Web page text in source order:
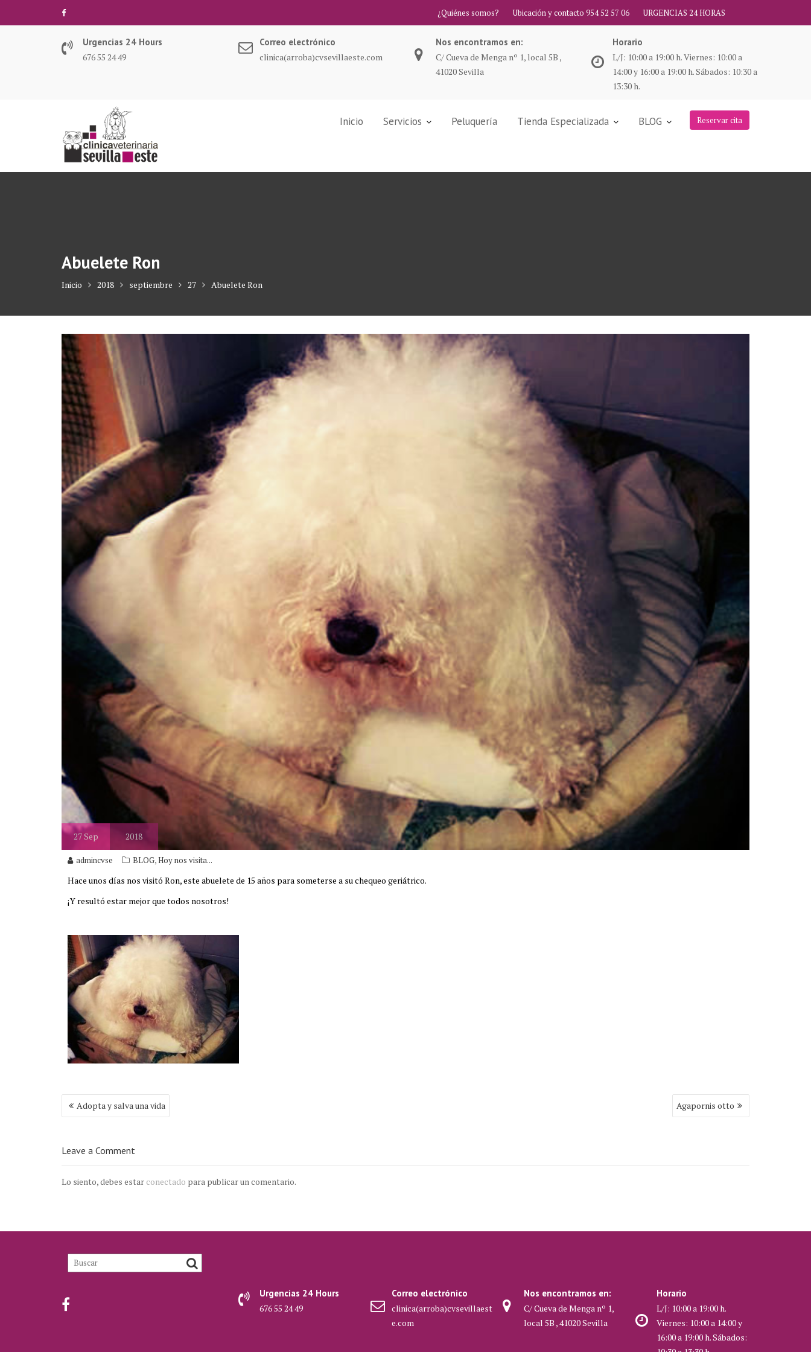
¿Quiénes somos? Ubicación y contacto 954 52 57 06 URGENCIAS 24 HORAS
Urgencias 24 Hours
676 55 24 49
Correo electrónico
clinica(arroba)cvsevillaeste.com
Nos encontramos en:
C/ Cueva de Menga nº 1, local 5B ,
41020 Sevilla
Horario
L/J: 10:00 a 19:00 h. Viernes: 10:00 a
14:00 y 16:00 a 19:00 h. Sábados: 10:30 a
13:30 h.
Reservar cita
Inicio Servicios Peluquería Tienda Especializada BLOG
Abuelete Ron
Inicio 2018 septiembre 27 Abuelete Ron
27Sep 2018
admincvse BLOG,Hoy nos visita...
Hace unos días nos visitó Ron, este abuelete de 15 años para someterse a su chequeo geriátrico.
¡Y resultó estar mejor que todos nosotros!
Navegación
de
Adopta y salva una vida Agapornis otto
Leave a Comment
Lo siento, debes estar conectado para publicar un comentario.
Urgencias 24 Hours
676 55 24 49
Correo electrónico
clinica(arroba)cvsevillaest
e.com
Nos encontramos en:
C/ Cueva de Menga nº 1,
local 5B , 41020 Sevilla
Horario
L/J: 10:00 a 19:00 h.
Viernes: 10:00 a 14:00 y
16:00 a 19:00 h. Sábados: